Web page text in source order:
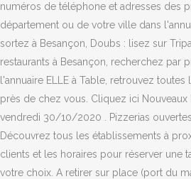
numéros de téléphone et adresses des
département ou de votre ville dans
sortez à Besançon, Doubs : lisez sur
restaurants à Besançon, recherchez par
l'annuaire ELLE à Table, retrouvez
près de chez vous. Cliquez ici Nouveaux
vendredi 30/10/2020 . Pizzerias
Découvrez tous les établissements à
clients et les horaires pour réserver une
votre choix. A retirer sur place (port du